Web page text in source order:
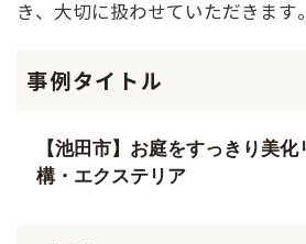
き、大切に扱わせていただきます。
事例タイトル